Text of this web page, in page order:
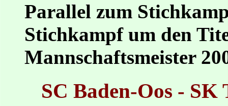
Parallel zum
Stichkampf um den
Mannschaftsmeister
SC Baden-Oos -